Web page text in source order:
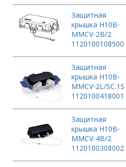
Защитная
крышка H10B-
MMCV-2B/2
1120100108500
Защитная
крышка H10B-
MMCV-2L/SC.1S
1120100418001
Защитная
крышка H10B-
MMCV-4B/2
1120100308002